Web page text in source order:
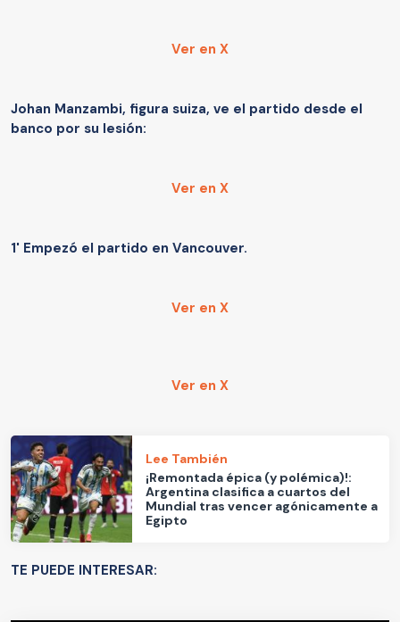
Ver en X
Johan Manzambi, figura suiza, ve el partido desde el
banco por su lesión:
Ver en X
1' Empezó el partido en Vancouver.
Ver en X
Ver en X
Lee También
¡Remontada épica (y polémica)!:
Argentina clasifica a cuartos del
Mundial tras vencer agónicamente a
Egipto
TE PUEDE INTERESAR: